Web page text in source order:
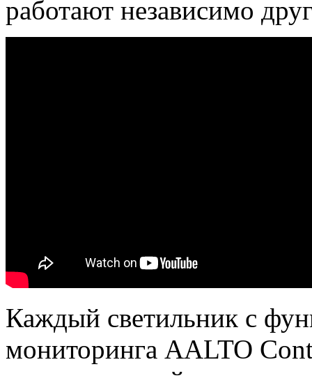
работают независимо
Каждый светильник с
мониторинга AALTO